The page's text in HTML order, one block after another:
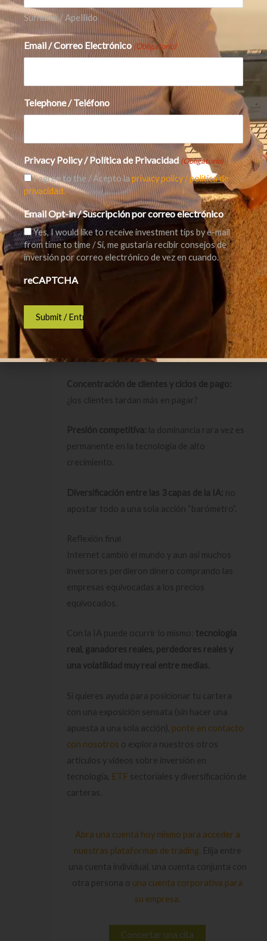
aquellos con mucha deuda y flujos de caja
débiles
si las expectativas de crecimiento
decepcionan o la financiación se endurece.
desaparezca”. El riesgo esquién sobrevive a
una desaceleracióny qué expectativas eran
Claves para el inversor: en qué fijarse a
continuación
Si estás invirtiendo en torno al tema de la IA,
estas son las comprobaciones prácticas que
importan:
Beneficios y márgenes:¿son reales y
sostenibles?
Flujo de caja frente a beneficio contable:
¿los
números se convierten en efectivo?
poca deuda y mucha
caja aportan resiliencia.
Concentración de clientes y ciclos de pago:
¿los clientes tardan más en pagar?
Presión competitiva: la dominancia rara vez es
permanente en la tecnología de alto
crecimiento.
Diversificación entre las 3 capas de la IA: no
apostar todo a una sola acción “barómetro”.
Reflexión final
Internet cambió el mundo y aun así muchos
inversores perdieron dinero comprando las
empresas equivocadas a los precios
equivocados.
Con la IA puede ocurrir lo mismo: tecnología
real, ganadores reales, perdedores reales y
una volatilidad muy real entre medias.
Si quieres ayuda para posicionar tu cartera
con una exposición sensata (sin hacer una
apuesta a una sola acción), ponte en contacto
con nosotros o explora nuestros otros
artículos y vídeos sobre inversión en
tecnología, ETF sectoriales y diversificación de
carteras.
Abra una cuenta hoy mismo para acceder a
nuestras plataformas de trading. Elija entre
una cuenta individual, una cuenta conjunta con
otra persona o una cuenta corporativa para
su empresa.
Concertar una cita
Surname / Apellido
Email / Correo Electrónico (Obligatorio)
Telephone / Teléfono
Privacy Policy / Política de Privacidad (Obligatorio)
I agree to the / Acepto laprivacy policy / política de
privacidad.
Email Opt-in / Suscripción por correo electrónico
Yes, I would like to receive investment tips by e-mail
from time to time / Sí, me gustaría recibir consejos de
inversión por correo electrónico de vez en cuando.
reCAPTCHA